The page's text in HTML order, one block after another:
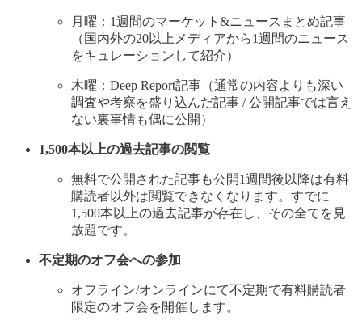
月曜：1週間のマーケット&ニュースまとめ記事
（国内外の20以上メディアから1週間のニュース
をキュレーションして紹介）
木曜：Deep Report記事（通常の内容よりも深い
調査や考察を盛り込んだ記事 / 公開記事では言え
ない裏事情も偶に公開）
1,500本以上の過去記事の閲覧
無料で公開された記事も公開1週間後以降は有料
購読者以外は閲覧できなくなります。すでに
1,500本以上の過去記事が存在し、その全てを見
放題です。
不定期のオフ会への参加
オフライン/オンラインにて不定期で有料購読者
限定のオフ会を開催します。